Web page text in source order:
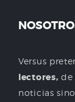
Versus
lectores, de
noticias